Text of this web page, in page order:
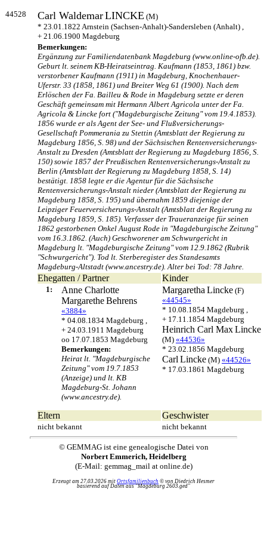
44528 Carl WaldemarLINCKE (M)
* 23.01.1822 Arnstein (Sachsen-Anhalt)-Sandersleben (Anhalt) ,
+ 21.06.1900 Magdeburg
Bemerkungen:
Ergänzung zur Familiendatenbank Magdeburg (www.online-ofb.de).
Geburt lt. seinem KB-Heiratseintrag. Kaufmann (1853, 1861) bzw.
verstorbener Kaufmann (1911) in Magdeburg, Knochenhauer-
Uferstr. 33 (1858, 1861) und Breiter Weg 61 (1900). Nach dem
Erlöschen der Fa. Bailleu & Rode in Magdeburg setzte er deren
Geschäft gemeinsam mit Hermann Albert Agricola unter der Fa.
Agricola & Lincke fort ("Magdeburgische Zeitung" vom 19.4.1853).
1856 wurde er als Agent der See- und Flußversicherungs-
Gesellschaft Pommerania zu Stettin (Amtsblatt der Regierung zu
Magdeburg 1856, S. 98) und der Sächsischen Rentenversicherungs-
Anstalt zu Dresden (Amtsblatt der Regierung zu Magdeburg 1856, S.
150) sowie 1857 der Preußischen Rentenversicherungs-Anstalt zu
Berlin (Amtsblatt der Regierung zu Magdeburg 1858, S. 14)
bestätigt. 1858 legte er die Agentur für die Sächsische
Rentenversicherungs-Anstalt nieder (Amtsblatt der Regierung zu
Magdeburg 1858, S. 195) und übernahm 1859 diejenige der
Leipziger Feuerversicherungs-Anstalt (Amtsblatt der Regierung zu
Magdeburg 1859, S. 185). Verfasser der Traueranzeige für seinen
1862 gestorbenen Onkel August Rode in "Magdeburgische Zeitung"
vom 16.3.1862. (Auch) Geschworener am Schwurgericht in
Magdeburg lt. "Magdeburgische Zeitung" vom 12.9.1862 (Rubrik
"Schwurgericht"). Tod lt. Sterberegister des Standesamts
Magdeburg-Altstadt (www.ancestry.de). Alter bei Tod: 78 Jahre.
Ehegatten / Partner Kinder
1:
Anne Charlotte
MargaretheBehrens
«3884»
* 04.08.1834 Magdeburg ,
+ 24.03.1911 Magdeburg
oo 17.07.1853 Magdeburg
Bemerkungen:
Heirat lt. "Magdeburgische
Zeitung" vom 19.7.1853
(Anzeige) und lt. KB
Magdeburg-St. Johann
(www.ancestry.de).
Margaretha Lincke (F)
«44545»
* 10.08.1854 Magdeburg ,
+ 17.11.1854 Magdeburg
Heinrich Carl MaxLincke
(M) «44536»
* 23.02.1856 Magdeburg
Carl Lincke (M) «44526»
* 17.03.1861 Magdeburg
Eltern Geschwister
nicht bekannt nicht bekannt
© GEMMAG ist eine genealogische Datei von
Norbert Emmerich, Heidelberg
(E-Mail: gemmag_mail at online.de)
Erzeugt am 27.03.2026 mit Ortsfamilienbuch © von Diedrich Hesmer
basierend auf Daten aus "Magdeburg 2603.ged"